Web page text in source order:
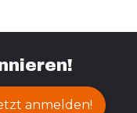
anmelden!